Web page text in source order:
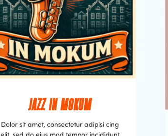
JAZZ IN MOKUM
Dolor sit amet, consectetur adipisi cing
elit, sed do eius mod tempor incididunt